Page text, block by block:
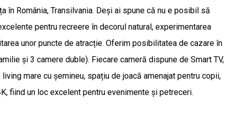
România, Transilvania. Deși ai spune că nu e posibil să
pentru recreere în decorul natural, experimentarea
unor puncte de atracție. Oferim posibilitatea de cazare în
și 3 camere duble). Fiecare cameră dispune de Smart TV,
mare cu șemineu, spațiu de joacă amenajat pentru copii,
fiind un loc excelent pentru evenimente și petreceri.